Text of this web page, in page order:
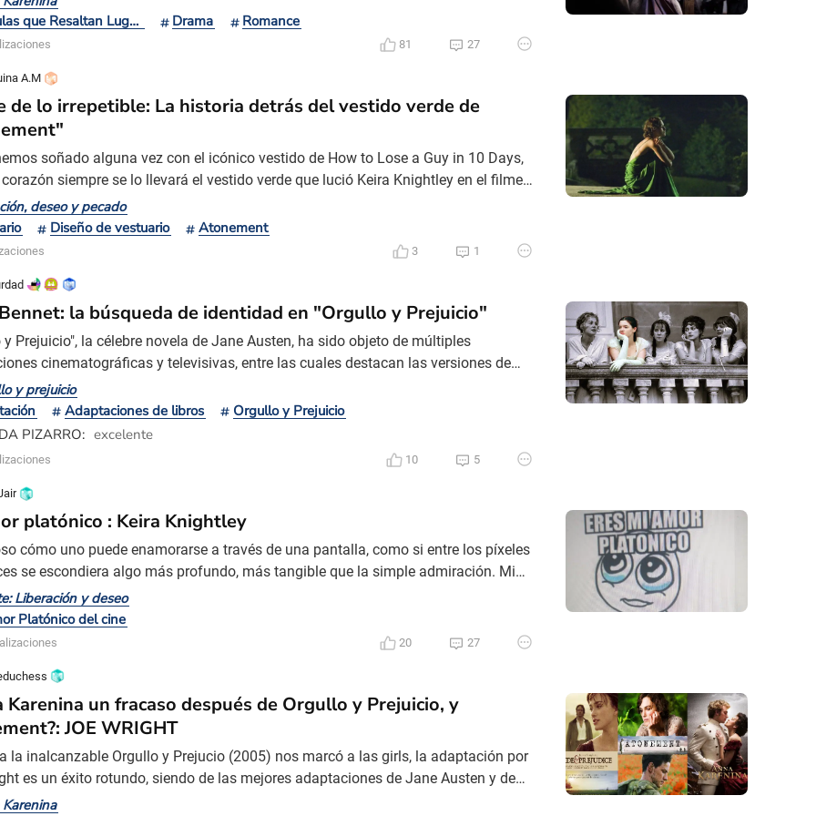
la puesta en escena teatral y los movimientos de cámara pueden fortalecer el
y reflejar el estado emocional de los personaj
Películas que Resaltan Lugares
Drama Romance
81 27
A.M
de lo irrepetible: La historia detrás del vestido verde de
soñado alguna vez con el icónico vestido de How to Lose a Guy in 10 Days,
siempre se lo llevará el vestido verde que lució Keira Knightley en el filme
Atonement. A lo largo de los últimos años, hemos visto imitaciones de
firmas, pero ninguna se asemeja a la pieza original diseñada por Jacqueline
reconocida diseñadora de vestuario ha t
deseo y pecado
Diseño de vestuario Atonement
3 1
la búsqueda de identidad en "Orgullo y Prejuicio"
y Prejuicio", la célebre novela de Jane Austen, ha sido objeto de múltiples
cinematográficas y televisivas, entre las cuales destacan las versiones de
Ambas obras ofrecen interpretaciones del personaje de Mary Bennet, la
del medio de Elizabeth, pero sus representaciones difieren notablemente. Mary
el texto original En la novela de Jane Austen, M
y prejuicio
Adaptaciones de libros
Orgullo y Prejuicio
PIZARRO: excelente
10 5
platónico : Keira Knightley
cómo uno puede enamorarse a través de una pantalla, como si entre los píxeles
se escondiera algo más profundo, más tangible que la simple admiración. Mi
ha tomado la forma de Keira Knightley, una actriz que ha logrado
película tras película. No fue una elección fácil, eso debo confesarlo. Hubo
lista de nombres que me hicieron dudar, gran
Liberación y deseo
Platónico del cine
20 27
Karenina un fracaso después de Orgullo y Prejuicio, y
JOE WRIGHT
la inalcanzable Orgullo y Prejucio (2005) nos marcó a las girls, la adaptación por
es un éxito rotundo, siendo de las mejores adaptaciones de Jane Austen y de
adaptaciones de libros al séptimo arte. La divina Keira Knightley y el apuesto